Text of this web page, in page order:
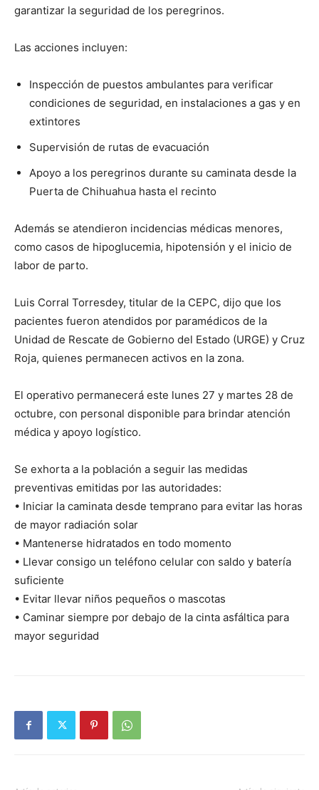
garantizar la seguridad de los peregrinos.
Las acciones incluyen:
Inspección de puestos ambulantes para verificar
condiciones de seguridad, en instalaciones a gas y en
extintores
Supervisión de rutas de evacuación
Apoyo a los peregrinos durante su caminata desde la
Puerta de Chihuahua hasta el recinto
Además se atendieron incidencias médicas menores,
como casos de hipoglucemia, hipotensión y el inicio de
labor de parto.
Luis Corral Torresdey, titular de la CEPC, dijo que los
pacientes fueron atendidos por paramédicos de la
Unidad de Rescate de Gobierno del Estado (URGE) y Cruz
Roja, quienes permanecen activos en la zona.
El operativo permanecerá este lunes 27 y martes 28 de
octubre, con personal disponible para brindar atención
médica y apoyo logístico.
Se exhorta a la población a seguir las medidas
preventivas emitidas por las autoridades:
• Iniciar la caminata desde temprano para evitar las horas
de mayor radiación solar
• Mantenerse hidratados en todo momento
• Llevar consigo un teléfono celular con saldo y batería
suficiente
• Evitar llevar niños pequeños o mascotas
• Caminar siempre por debajo de la cinta asfáltica para
mayor seguridad